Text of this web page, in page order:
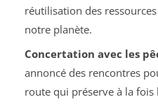
réutilisation des
notre planète.
Concertation avec les
annoncé des rencontres
route qui préserve à la